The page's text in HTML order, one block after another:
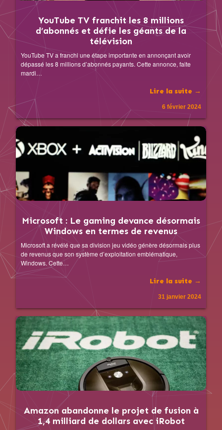
YouTube TV franchit les 8 millions
d’abonnés et défie les géants de la
télévision
YouTube TV a franchi une étape importante en annonçant avoir
dépassé les 8 millions d’abonnés payants. Cette annonce, faite
mardi…
Lire la suite →
6 février 2024
Microsoft : Le gaming devance désormais
Windows en termes de revenus
Microsoft a révélé que sa division jeu vidéo génère désormais plus
de revenus que son système d’exploitation emblématique,
Windows. Cette…
Lire la suite →
31 janvier 2024
Amazon abandonne le projet de fusion à
1,4 milliard de dollars avec iRobot